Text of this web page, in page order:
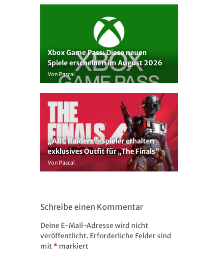
Xbox Game Pass: Diese neuen
Spiele erscheinen im August 2026
Von Pascal
„ARC Raiders“-Spieler erhalten
exklusives Outfit für „The Finals“
Von Pascal
Schreibe einen Kommentar
Deine E-Mail-Adresse wird nicht
veröffentlicht. Erforderliche Felder sind
mit * markiert